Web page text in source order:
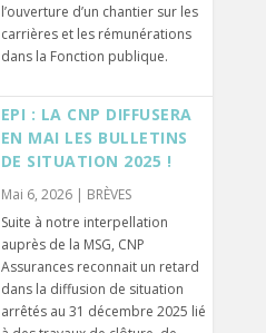
l’ouverture d’un chantier sur les
carrières et les rémunérations
dans la Fonction publique.
EPI : LA CNP DIFFUSERA
EN MAI LES BULLETINS
DE SITUATION 2025 !
Mai 6, 2026| BRÈVES
Suite à notre interpellation
auprès de la MSG, CNP
Assurances reconnait un retard
dans la diffusion de situation
arrêtés au 31 décembre 2025 lié